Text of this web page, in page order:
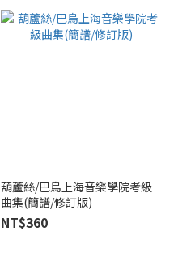
葫蘆絲/巴烏上海音樂學院考級
曲集(簡譜/修訂版)
NT$360